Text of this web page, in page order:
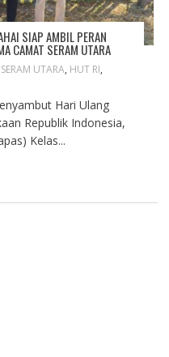
SIAP AMBIL PERAN
CAMAT SERAM UTARA
UTARA, HUT RI,
Hari Ulang
Republik Indonesia,
Kelas...